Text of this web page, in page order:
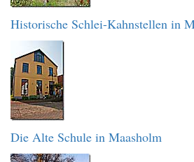
Historische Schlei-Kahnstellen in
Die Alte Schule in Maasholm